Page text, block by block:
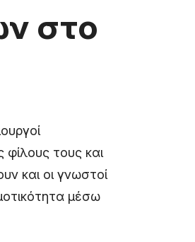
στο
φίλους τους και
και οι γνωστοί
μέσω